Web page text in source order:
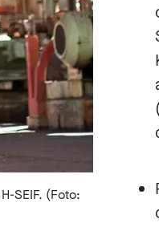
SEIF. (Foto: